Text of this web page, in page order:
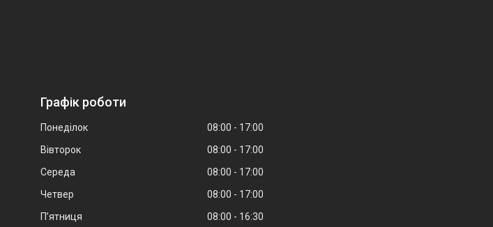
Графік роботи
Понеділок 08:00
17:00
Вівторок
08:00
17:00
Середа
08:00
17:00
Четвер
08:00
17:00
Пʼятниця
08:00 16:30